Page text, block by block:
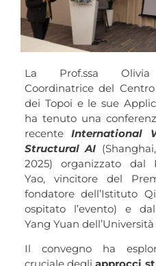
La Prof.ssa Olivia
Coordinatrice del
dei Topoi e le sue
ha tenuto una
recenteInternational
Structural AI
2025) organizzato dal
Yao, vincitore del
fondatore dell’Istituto
ospitato l’evento) e
Yang Yuan
Il convegno ha